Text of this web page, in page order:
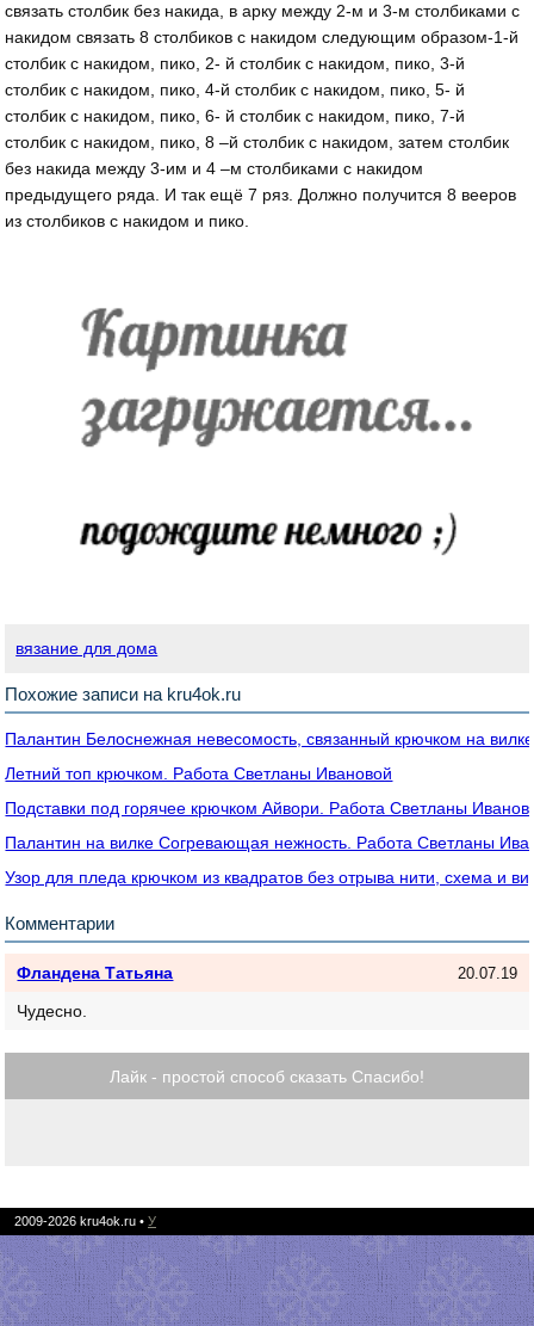
связать столбик без накида, в арку между 2-м и 3-м столбиками с
накидом связать 8 столбиков с накидом следующим образом-1-й
столбик с накидом, пико, 2- й столбик с накидом, пико, 3-й
столбик с накидом, пико, 4-й столбик с накидом, пико, 5- й
столбик с накидом, пико, 6- й столбик с накидом, пико, 7-й
столбик с накидом, пико, 8 –й столбик с накидом, затем столбик
без накида между 3-им и 4 –м столбиками с накидом
предыдущего ряда. И так ещё 7 ряз. Должно получится 8 вееров
из столбиков с накидом и пико.
вязание для дома
Похожие записи на kru4ok.ru
Палантин Белоснежная невесомость, связанный крючком на вилке
Летний топ крючком. Работа Светланы Ивановой
Подставки под горячее крючком Айвори. Работа Светланы
Палантин на вилке Согревающая нежность. Работа Светланы
Узор для пледа крючком из квадратов без отрыва нити, схема и
Комментарии
Фландена Татьяна 20.07.19
Чудесно.
Лайк - простой способ сказать Спасибо!
2009-2026 kru4ok.ru • У